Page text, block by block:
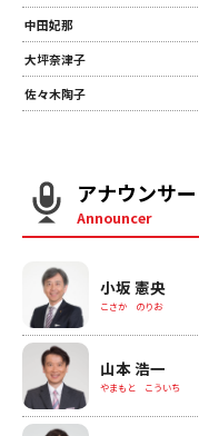
中田妃那
大坪奈津子
佐々木陶子
アナウンサー
Announcer
小坂 憲央
こさか のりお
山本 浩一
やまもと こういち